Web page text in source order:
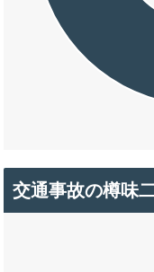
交通事故の樽味